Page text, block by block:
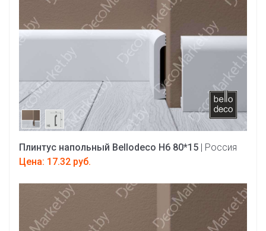
Плинтус напольный Bellodeco Н6 80*15
| Россия
Цена: 17.32 руб.